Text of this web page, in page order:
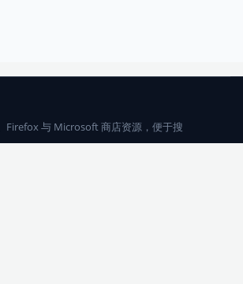
Firefox 与 Microsoft 商店资源，便于搜